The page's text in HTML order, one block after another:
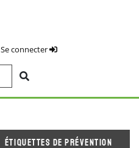
Se connecter
Étiquettes de prévention